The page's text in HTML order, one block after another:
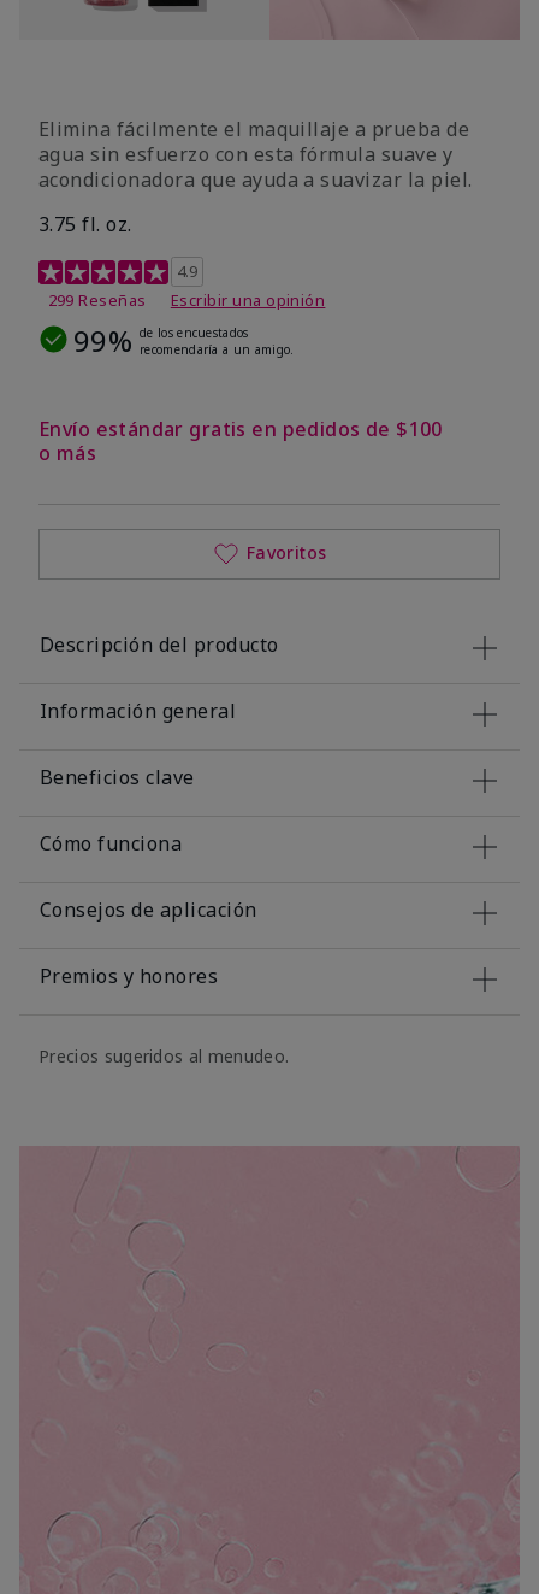
Elimina fácilmente el maquillaje a prueba de
agua sin esfuerzo con esta fórmula suave y
acondicionadora que ayuda a suavizar la piel.
3.75 fl. oz.
Calificación de clientes de 4,8 de 5
4.9
299 Reseñas
Escribir una opinión
99% de los encuestados
recomendaría a un amigo.
Envío estándar gratis en pedidos de $100
o más
Favoritos
Descripción del producto
Información general
Beneficios clave
Cómo funciona
Consejos de aplicación
Premios y honores
Precios sugeridos al menudeo.